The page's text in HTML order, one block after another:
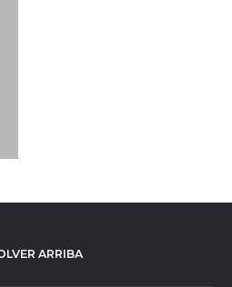
ARRIBA